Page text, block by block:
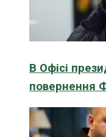
В Офісі
повернення